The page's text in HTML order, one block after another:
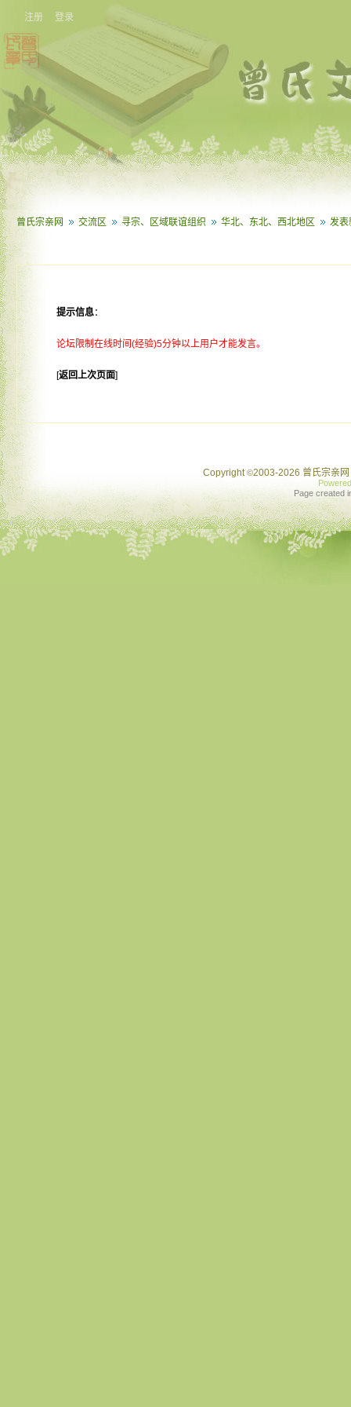
注册 登录
曾氏宗亲网 交流区 寻宗、区域联谊组织 华北、东北、西北地区 发表
提示信息：
论坛限制在线时间(经验)5分钟以上用户才能发言。
[返回上次页面]
Copyright©2003-2026 曾氏宗亲
Page created